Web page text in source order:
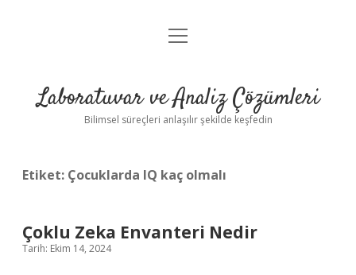
Anasayfa
Yasal Uyarı
menüyü
Laboratuvar ve Analiz Çözümleri
Bilimsel süreçleri anlaşılır şekilde keşfedin
Etiket: Çocuklarda IQ kaç olmalı
Çoklu Zeka Envanteri Nedir
Tarih: Ekim 14, 2024